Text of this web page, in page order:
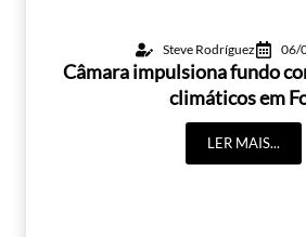
Steve Rodríguez 06/
Câmara impulsiona fundo
climáticos em
LER MAIS...